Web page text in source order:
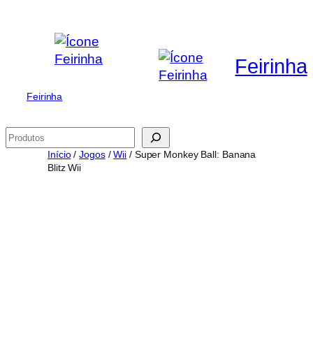
conteúdo
Feirinha
Feirinha
Pesquisar
Início/Jogos/Wii / Super Monkey Ball: Banana
Blitz Wii